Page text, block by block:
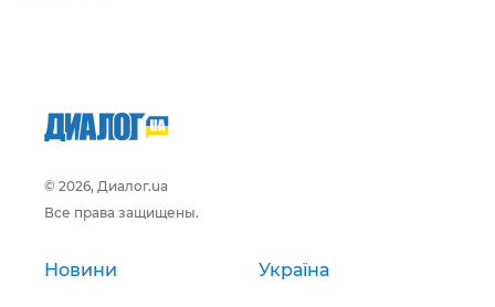
© 2026, Диалог.ua
Все права защищены.
Новини Україна